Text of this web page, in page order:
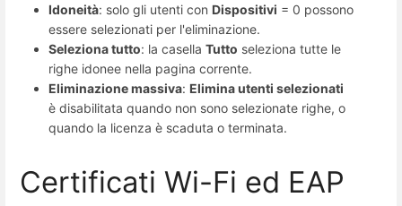
Idoneità: solo gli utenti con Dispositivi = 0 possono
essere selezionati per l'eliminazione.
Seleziona tutto: la casella Tutto seleziona tutte le
righe idonee nella pagina corrente.
Eliminazione massiva: Elimina utenti selezionati
è disabilitata quando non sono selezionate righe, o
quando la licenza è scaduta o terminata.
Certificati Wi-Fi ed EAP